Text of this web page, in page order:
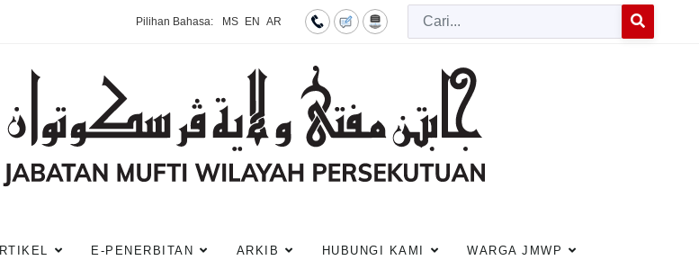
Pilihan Bahasa: MS EN AR
Cari
E-PENERBITAN ARKIB HUBUNGI KAMI WARGA JMWP